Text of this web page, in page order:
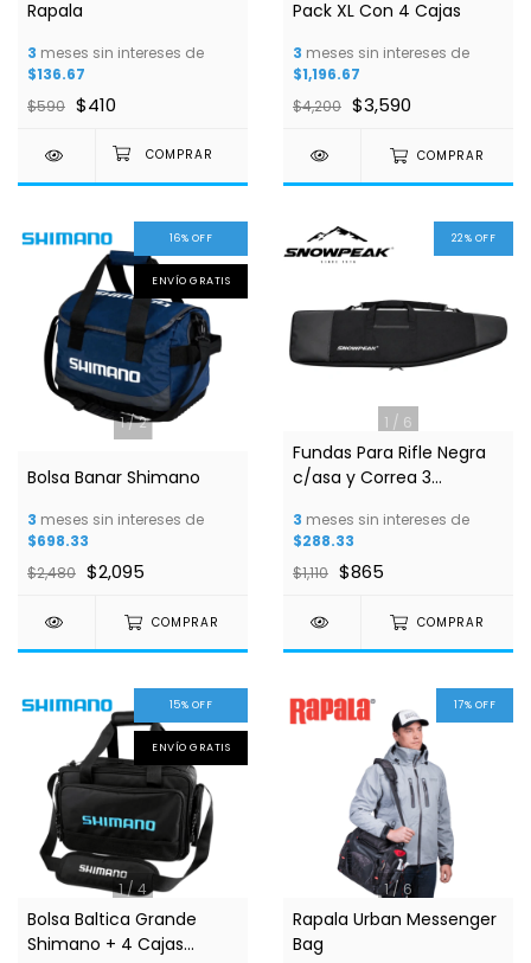
Rapala
3 meses sin intereses de
$136.67
$590 $410
Pack XL Con 4 Cajas
3 meses sin intereses de
$1,196.67
$4,200 $3,590
COMPRAR
1/2
16% OFF
ENVÍO GRATIS
Bolsa Banar Shimano
3 meses sin intereses de
$698.33
$2,480 $2,095
COMPRAR
1 / 6
22% OFF
Fundas Para Rifle Negra
c/asa y Correa 3
3 meses sin intereses de
$288.33
$1,110 $865
COMPRAR
1/ 4
15% OFF
ENVÍO GRATIS
Bolsa Baltica Grande
Shimano + 4 Cajas
1/6
17% OFF
Rapala Urban Messenger
Bag